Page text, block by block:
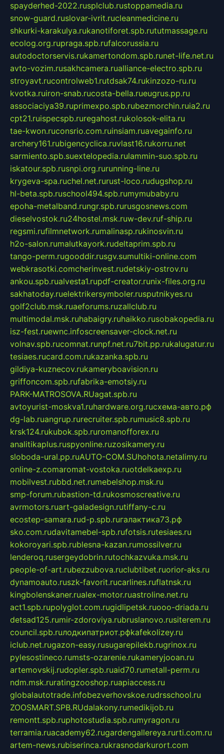
spayderhed-2022.rusplclub.rustoppamedia.ru
snow-guard.ruslovar-ivrit.rucleanmedicine.ru
shkurki-karakulya.rukanotiforet.spb.rututmassage.ru
ecolog.org.rupraga.spb.rufalcorussia.ru
autodoctorservis.rukamertondom.spb.runet-life.net.ru
avto-vozim.rusakhcamera.rualliance-electro.spb.ru
stroyavt.rucontrolweb1.rutdsak74.rukinzozo-ru.ru
kvotka.ruiron-snab.rucosta-bella.rueugrus.pp.ru
associaciya39.ruprimexpo.spb.rubezmorchin.ruia2.ru
cpt21.ruispecspb.ruregahost.rukolosok-elita.ru
tae-kwon.ruconsrio.com.ruinsiam.ruavegainfo.ru
archery161.rubigencyclica.ruvlast16.rukorru.net
sarmiento.spb.suextelopedia.rulammin-suo.spb.ru
iskatour.spb.rusnpi.org.rurunning-line.ru
krygeva-spa.ruchel.net.rurust-loco.rudugshop.ru
hl-beta.spb.ruschool494.spb.rumymubaby.ru
epoha-metalband.rungr.spb.rurusgosnews.com
dieselvostok.ru24hostel.msk.ruw-dev.ruf-ship.ru
regsmi.rufilmnetwork.rumalinasp.rukinosvin.ru
h2o-salon.rumalutkayork.rudeltaprim.spb.ru
tango-perm.rugooddir.rusgv.sumultiki-online.com
webkrasotki.comcherinvest.rudetskiy-ostrov.ru
ankou.spb.rualvesta1.rupdf-creator.runix-files.org.ru
sakhatoday.ruelektrikersymboler.rusputnikyes.ru
golf2club.msk.ruaeforums.ruzallclub.ru
multimodal.msk.ruhabaigry.ruhaikko.rusobakopedia.ru
isz-fest.ruewnc.infoscreensaver-clock.net.ru
volnav.spb.rucomnat.runpf.net.ru7bit.pp.rukalugatur.ru
tesiaes.rucard.com.rukazanka.spb.ru
gildiya-kuznecov.rukameryboavision.ru
griffoncom.spb.rufabrika-emotsiy.ru
PARK-MATROSOVA.RUagat.spb.ru
avtoyurist-moskva1.ruhardware.org.ruсхема-авто.рф
dg-lab.ruangrup.rurecruiter.spb.rumusic8.spb.ru
krsk124.rukubok.spb.ruromanofforex.ru
analitikaplus.ruspyonline.ruzosikamery.ru
sloboda-ural.pp.ruAUTO-COM.SUhohota.netalimy.ru
online-z.comaromat-vostoka.ruotdelkaexp.ru
mobilvest.rubbd.net.rumebelshop.msk.ru
smp-forum.rubastion-td.rukosmoscreative.ru
avrmotors.ruart-galadesign.rutiffany-c.ru
ecostep-samara.rud-p.spb.ruгалактика73.рф
sko.com.rudavitamebel-spb.rufotsis.rutesiaes.ru
kokoroyari.spb.rublesna-kazan.rumossilver.ru
lenderoq.rusergeydobrin.rutochkazvuka.msk.ru
people-of-art.rubezzubova.ruclubtibet.ruorior-aks.ru
dynamoauto.ruszk-favorit.rucarlines.ruflatnsk.ru
kingbolenskaner.rualex-motor.ruastroline.net.ru
act1.spb.rupolyglot.com.rugidlipetsk.ruooo-driada.ru
detsad125.rumir-zdoroviya.rubruslanovo.rusiterem.ru
council.spb.ruлодкипатриот.рфkafekolizey.ru
iclub.net.rugazon-easy.rusugarepilekb.rugrinox.ru
pylesostineco.rumsts-ozarenie.rukameryjooan.ru
artemovskij.rudopler.spb.ruaid70.rumetall-perm.ru
ndm.msk.ruratingzooshop.ruapiaccess.ru
globalautotrade.infobezverhovskoe.rudrsschool.ru
ZOOSMART.SPB.RUdalakony.rumedikijob.ru
remontt.spb.ruphotostudia.spb.rumyragon.ru
terramia.ruacademy62.rugardengallereya.rurti.com.ru
artem-news.rubiserinca.rukrasnodarkurort.com